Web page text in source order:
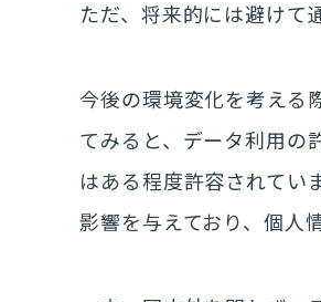
ただ、将来的には避けて
今後の環境変化を考える
てみると、データ利用の
はある程度許容されてい
影響を与えており、個人